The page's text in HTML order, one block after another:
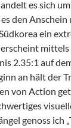
es sich
den Anschein
ein
2.35:1 auf
an hält der
von Action
genoss ich